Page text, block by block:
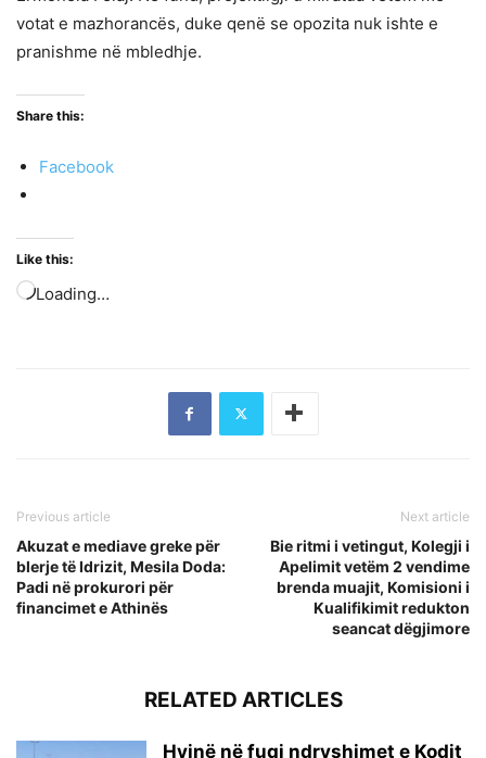
votat e mazhorancës, duke qenë se opozita nuk ishte e
pranishme në mbledhje.
Share this:
Facebook
Like this:
Loading…
Previous article
Akuzat e mediave greke për
blerje të Idrizit, Mesila Doda:
Padi në prokurori për
financimet e Athinës
Next article
Bie ritmi i vetingut, Kolegji i
Apelimit vetëm 2 vendime
brenda muajit, Komisioni i
Kualifikimit redukton
seancat dëgjimore
RELATED ARTICLES
Hyjnë në fuqi ndryshimet e Kodit